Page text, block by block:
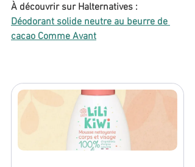
À découvrir sur Halternatives :
Déodorant solide neutre au beurre de
cacao Comme Avant